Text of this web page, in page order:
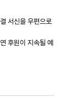
서신을 우편으로
후원이 지속될 예